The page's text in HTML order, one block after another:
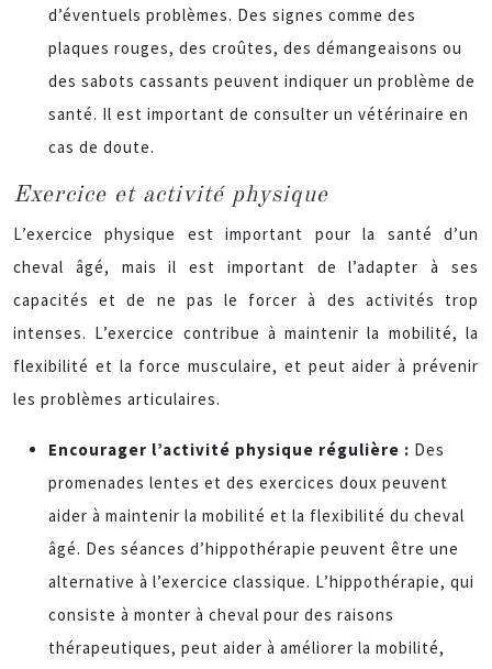
d’éventuels problèmes. Des signes comme des
plaques rouges, des croûtes, des démangeaisons ou
des sabots cassants peuvent indiquer un problème de
santé. Il est important de consulter un vétérinaire en
cas de doute.
Exercice et activité physique
L’exercice physique est important pour la santé d’un
cheval âgé, mais il est important de l’adapter à ses
capacités et de ne pas le forcer à des activités trop
intenses. L’exercice contribue à maintenir la mobilité, la
flexibilité et la force musculaire, et peut aider à prévenir
les problèmes articulaires.
Encourager l’activité physique régulière : Des
promenades lentes et des exercices doux peuvent
aider à maintenir la mobilité et la flexibilité du cheval
âgé. Des séances d’hippothérapie peuvent être une
alternative à l’exercice classique. L’hippothérapie, qui
consiste à monter à cheval pour des raisons
thérapeutiques, peut aider à améliorer la mobilité,